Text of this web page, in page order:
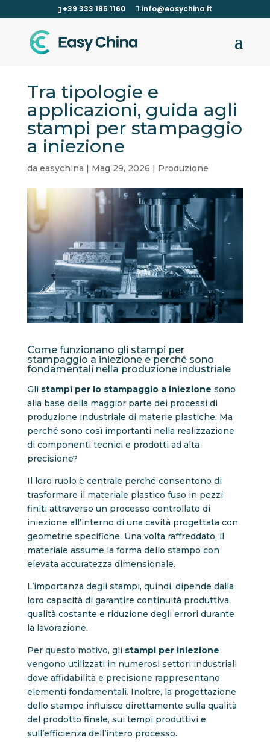
+39 333 185 1160 info@easychina.it
Tra tipologie e
applicazioni, guida agli
stampi per stampaggio
a iniezione
da easychina | Mag 29, 2026 | Produzione
Come funzionano gli stampi per
stampaggio a iniezione e perché sono
fondamentali nella produzione industriale
Gli stampi per lo stampaggio a iniezione sono
alla base della maggior parte dei processi di
produzione industriale di materie plastiche. Ma
perché sono così importanti nella realizzazione
di componenti tecnici e prodotti ad alta
precisione?
Il loro ruolo è centrale perché consentono di
trasformare il materiale plastico fuso in pezzi
finiti attraverso un processo controllato di
iniezione all’interno di una cavità progettata con
geometrie specifiche. Una volta raffreddato, il
materiale assume la forma dello stampo con
elevata accuratezza dimensionale.
L’importanza degli stampi, quindi, dipende dalla
loro capacità di garantire continuità produttiva,
qualità costante e riduzione degli errori durante
la lavorazione.
Per questo motivo, gli stampi per iniezione
vengono utilizzati in numerosi settori industriali
dove affidabilità e precisione rappresentano
elementi fondamentali. Inoltre, la progettazione
dello stampo influisce direttamente sulla qualità
del prodotto finale, sui tempi produttivi e
sull’efficienza dell’intero processo.